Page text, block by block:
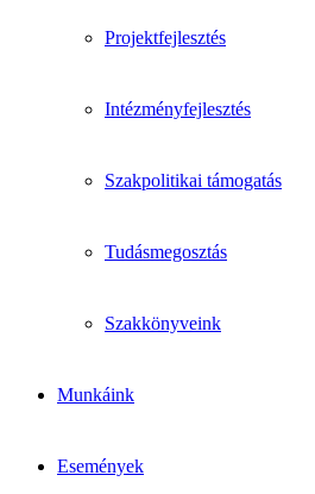
Projektfejlesztés
Intézményfejlesztés
Szakpolitikai támogatás
Tudásmegosztás
Szakkönyveink
Munkáink
Események